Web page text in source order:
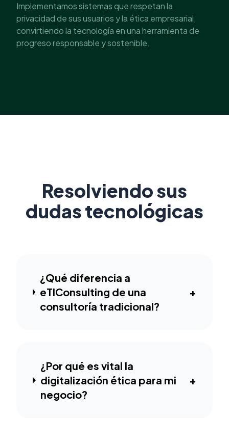
Implementamos sistemas que respetan la
privacidad de sus usuarios y la ética empresarial,
convirtiendo la tecnología en una herramienta de
progreso responsable y sostenible.
Resolviendo sus
dudas tecnológicas
¿Qué diferencia a
eTIConsulting de una
consultoría tradicional?
+
¿Por qué es vital la
digitalización ética para mi
negocio?
+